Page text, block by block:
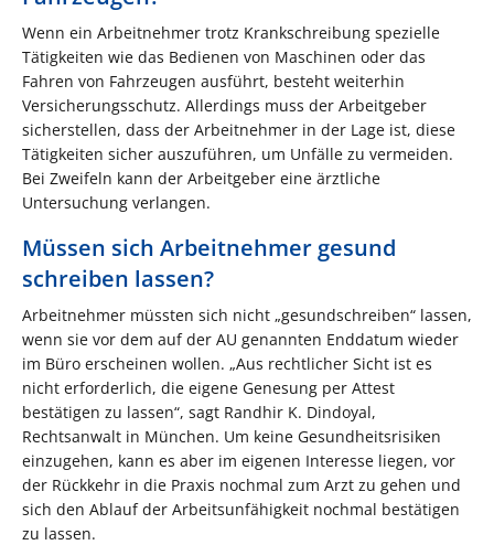
Wenn ein Arbeitnehmer trotz Krankschreibung spezielle
Tätigkeiten wie das Bedienen von Maschinen oder das
Fahren von Fahrzeugen ausführt, besteht weiterhin
Versicherungsschutz. Allerdings muss der Arbeitgeber
sicherstellen, dass der Arbeitnehmer in der Lage ist, diese
Tätigkeiten sicher auszuführen, um Unfälle zu vermeiden.
Bei Zweifeln kann der Arbeitgeber eine ärztliche
Untersuchung verlangen.
Müssen sich Arbeitnehmer gesund
schreiben lassen?
Arbeitnehmer müssten sich nicht „gesundschreiben“ lassen,
wenn sie vor dem auf der AU genannten Enddatum wieder
im Büro erscheinen wollen. „Aus rechtlicher Sicht ist es
nicht erforderlich, die eigene Genesung per Attest
bestätigen zu lassen“, sagt Randhir K. Dindoyal,
Rechtsanwalt in München. Um keine Gesundheitsrisiken
einzugehen, kann es aber im eigenen Interesse liegen, vor
der Rückkehr in die Praxis nochmal zum Arzt zu gehen und
sich den Ablauf der Arbeitsunfähigkeit nochmal bestätigen
zu lassen.